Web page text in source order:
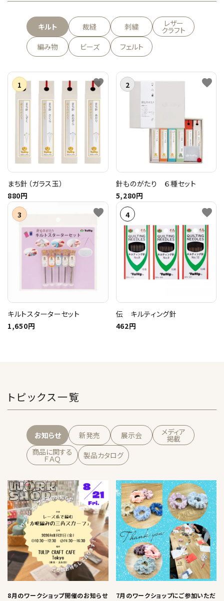
キルト 裁縫 刺繍 レザー
クラフト
編み物
ビーズ フェルト
まち針（ガラス玉）
880円
favorite
針ものがたり ６種セット
5,280円
favorite
キルトスターターセット
1,650円
favorite
伝 キルティング針
462円
favorite
トピックス一覧
お知らせ 新発売 展示会 メディア
掲載
商品に関する
ＦＡＱ 製品カタログ
8月のワークショップ開催のお知らせ 7月のワークショップにご参加いただ